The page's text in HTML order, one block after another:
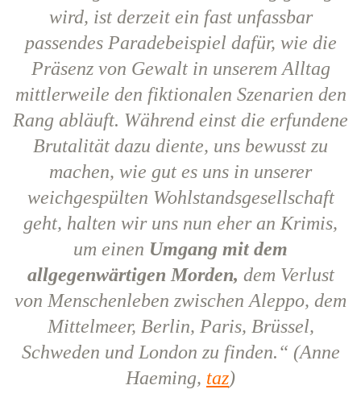
wird, ist derzeit ein fast unfassbar
passendes Paradebeispiel dafür, wie die
Präsenz von Gewalt in unserem Alltag
mittlerweile den fiktionalen Szenarien den
Rang abläuft. Während einst die erfundene
Brutalität dazu diente, uns bewusst zu
machen, wie gut es uns in unserer
weichgespülten Wohlstandsgesellschaft
geht, halten wir uns nun eher an Krimis,
um einen Umgang mit dem
allgegenwärtigen Morden, dem Verlust
von Menschenleben zwischen Aleppo, dem
Mittelmeer, Berlin, Paris, Brüssel,
Schweden und London zu finden.“ (Anne
Haeming, taz)